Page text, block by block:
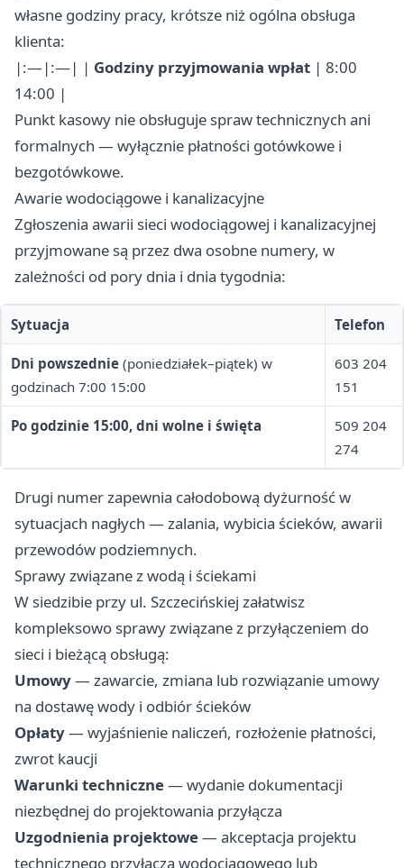
własne godziny pracy, krótsze niż ogólna obsługa
klienta:
|:—|:—| | Godziny przyjmowania wpłat | 8:00
14:00 |
Punkt kasowy nie obsługuje spraw technicznych ani
formalnych — wyłącznie płatności gotówkowe i
bezgotówkowe.
Awarie wodociągowe i kanalizacyjne
Zgłoszenia awarii sieci wodociągowej i kanalizacyjnej
przyjmowane są przez dwa osobne numery, w
zależności od pory dnia i dnia tygodnia:
Sytuacja Telefon
Dni powszednie (poniedziałek–piątek) w
godzinach 7:00 15:00
603 204
151
Po godzinie 15:00, dni wolne i święta
509 204
274
Drugi numer zapewnia całodobową dyżurność w
sytuacjach nagłych — zalania, wybicia ścieków, awarii
przewodów podziemnych.
Sprawy związane z wodą i ściekami
W siedzibie przy ul. Szczecińskiej załatwisz
kompleksowo sprawy związane z przyłączeniem do
sieci i bieżącą obsługą:
Umowy— zawarcie, zmiana lub rozwiązanie umowy
na dostawę wody i odbiór ścieków
Opłaty— wyjaśnienie naliczeń, rozłożenie płatności,
zwrot kaucji
Warunki techniczne— wydanie dokumentacji
niezbędnej do projektowania przyłącza
Uzgodnienia projektowe— akceptacja projektu
technicznego przyłącza wodociągowego lub